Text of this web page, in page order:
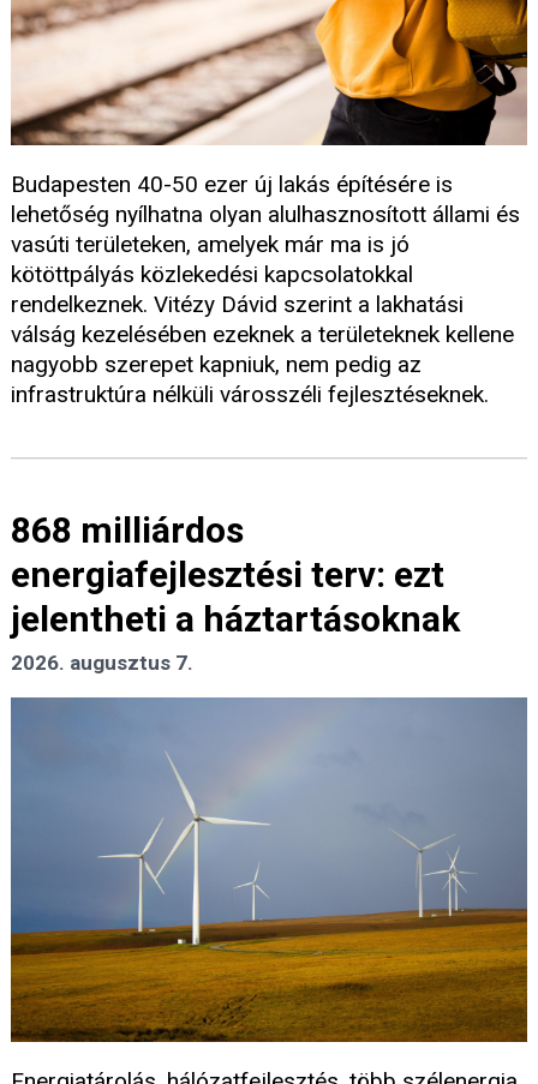
Budapesten 40-50 ezer új lakás építésére is
lehetőség nyílhatna olyan alulhasznosított állami és
vasúti területeken, amelyek már ma is jó
kötöttpályás közlekedési kapcsolatokkal
rendelkeznek. Vitézy Dávid szerint a lakhatási
válság kezelésében ezeknek a területeknek kellene
nagyobb szerepet kapniuk, nem pedig az
infrastruktúra nélküli városszéli fejlesztéseknek.
868 milliárdos
energiafejlesztési terv: ezt
jelentheti a háztartásoknak
2026. augusztus 7.